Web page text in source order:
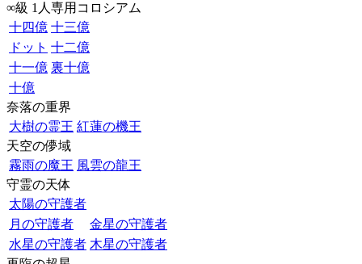
∞級 1人専用コロシアム
十四億 十三億
ドット 十二億
十一億 裏十億
十億
奈落の重界
大樹の霊王 紅蓮の機王
天空の儚域
霧雨の魔王 風雲の龍王
守霊の天体
太陽の守護者
月の守護者
金星の守護者
水星の守護者 木星の守護者